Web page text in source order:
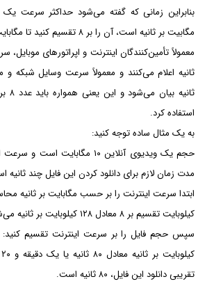
مگابیت بر ثانیه است، آن را بر ۸ تقسیم کنید تا مگابایت بر ثانیه به دست آید.
معمولاً تأمین‌کنندگان اینترنت و اپراتورهای
ثانیه اعلام می‌کنند و معمولاً سرعت وسایل شبکه و
استفاده کرد.
به یک مثال ساده توجه کنید:
مدت زمان لازم برای دانلود کردن این فایل چند ثانیه
کیلوبایت تقسیم بر ۸ معادل ۱۲۸ کیلوبایت بر ثانیه می‌شود.
تقریبی دانلود این فایل، ۸۰ ثانیه است.